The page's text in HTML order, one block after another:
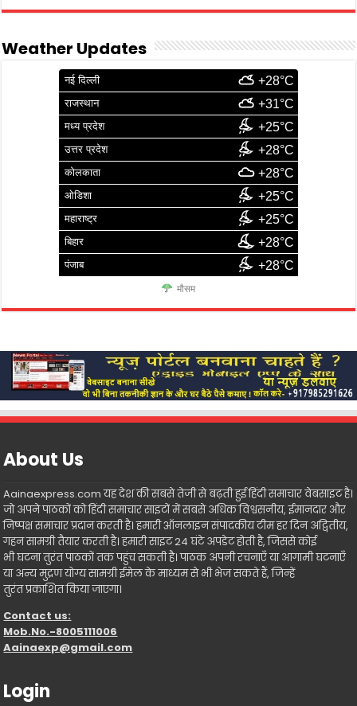
Weather Updates
नई दिल्ली +28°C
राजस्थान +31°C
मध्य प्रदेश +25°C
उत्तर प्रदेश +28°C
कोलकाता +28°C
ओडिशा +25°C
महाराष्ट्र +25°C
बिहार +28°C
पंजाब +28°C
मौसम
About Us
Aainaexpress.com यह देश की सबसे तेजी से बढ़ती हुई हिंदी समाचार वेबसाइट है।
जो अपने पाठकों को हिंदी समाचार साइटों में सबसे अधिक विश्वसनीय, ईमानदार और
निष्पक्ष समाचार प्रदान करती है। हमारी ऑनलाइन संपादकीय टीम हर दिन अद्वितीय,
गहन सामग्री तैयार करती है। हमारी साइट 24 घंटे अपडेट होती है, जिससे कोई
भी घटना तुरंत पाठकों तक पहुंच सकती है। पाठक अपनी रचनाएँ या आगामी घटनाएँ
या अन्य मुद्रण योग्य सामग्री ईमेल के माध्यम से भी भेज सकते हैं, जिन्हें
तुरंत प्रकाशित किया जाएगा।
Contact us:
Mob.No.-8005111006
Aainaexp@gmail.com
Login